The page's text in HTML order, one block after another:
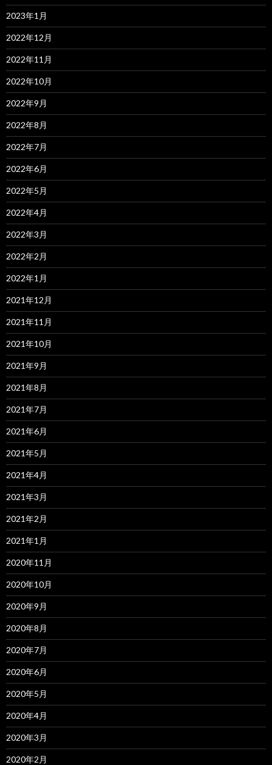
2023年1月
2022年12月
2022年11月
2022年10月
2022年9月
2022年8月
2022年7月
2022年6月
2022年5月
2022年4月
2022年3月
2022年2月
2022年1月
2021年12月
2021年11月
2021年10月
2021年9月
2021年8月
2021年7月
2021年6月
2021年5月
2021年4月
2021年3月
2021年2月
2021年1月
2020年11月
2020年10月
2020年9月
2020年8月
2020年7月
2020年6月
2020年5月
2020年4月
2020年3月
2020年2月